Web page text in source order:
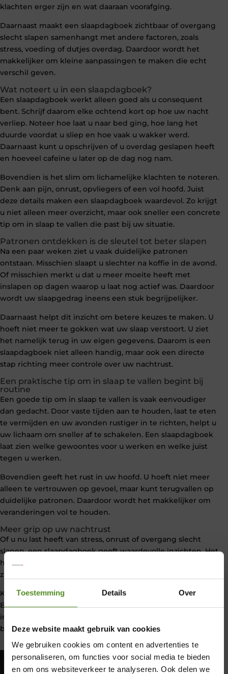
Toestemming Details Over
Deze website maakt gebruik van cookies
We gebruiken cookies om content en advertenties te
personaliseren, om functies voor social media te bieden
en om ons websiteverkeer te analyseren. Ook delen we
klachten erger zijn en wat daaraan voorafging.
Daarnaast maakt een slaapdagboek zichtbaar of overgang
slecht slapen samenhangt met andere factoren, zoals
stress, voeding of dutjes overdag. Daardoor wordt het
makkelijker om kleine aanpassingen te maken die echt
verschil geven.
Wat noteert u in een slaapdagboek?
Een slaapdagboek werkt alleen goed als u consequent
bent. Schrijf daarom elke ochtend kort op hoe uw nacht
verliep. Noteer hoe laat u naar bed ging, hoe lang het
duurde voordat u sliep en hoe vaak u wakker werd.
Daarnaast kunt u opschrijven of u overdag geslapen heeft
en hoeveel cafeïne u later op de dag nog nam.
Bovendien is het slim om lichamelijke klachten te noteren.
Denk aan pijn, onrust, opvliegers of een vol hoofd. Juist
deze details maken een slaapdagboek waardevol. Zo krijgt
u niet alleen meer overzicht, maar ook sneller een concrete
tip om in slaap te vallen die past bij uw situatie.
Patronen ontdekken is de sleutel tot beter slapen
Na een paar weken ziet u vaak duidelijke patronen
ontstaan. Misschien slaapt u slechter na koffie in de avond.
Of misschien merkt u dat u meer moeite heeft met
inslapen op dagen waarop u laat nog actief was. Daardoor
wordt uw slaapgedrag ineens een stuk begrijpelijker.
Daarnaast helpt dit inzicht om betere keuzes te maken. U
hoeft niet meer te gokken wat uw slaap verstoort. U ziet
het namelijk terug in uw eigen gegevens. Daarom is een
slaapdagboek niet alleen handig, maar ook een directe
stap richting meer controle over uw nachtrust.
Een praktische tip om in slaap te vallen begint bij
routine
Een goede tip om in slaap te vallen is vaak eenvoudiger
dan gedacht. Door vaste tijden aan te houden, laat te eten
te vermijden en uw avonden rustiger in te richten, helpt u
uw lichaam om sneller af te schakelen. Een slaapdagboek
laat zien welke gewoontes voor u werken en welke juist
tegen u werken.
Bovendien geeft het rust in uw hoofd. U hoeft niet meer
alleen te vertrouwen op gevoel, maar kunt terugvallen op
duidelijke patronen. Daardoor wordt het makkelijker om
veranderingen vol te houden.
Meer grip op uw nachtrust
Of u nu last heeft van stress, onrust of overgang slecht
slapen, een slaapdagboek geeft waardevolle inzichten. Het
helpt u om oorzaak en gevolg beter te begrijpen en laat
zien waar winst te behalen valt.
Kortom, zoekt u een effectieve tip om in slaap te vallen?
Begin dan met het bijhouden van uw slaap. Met meer
inzicht, meer structuur en gerichte aanpassingen wordt
beter slapen veel haalbaarder.